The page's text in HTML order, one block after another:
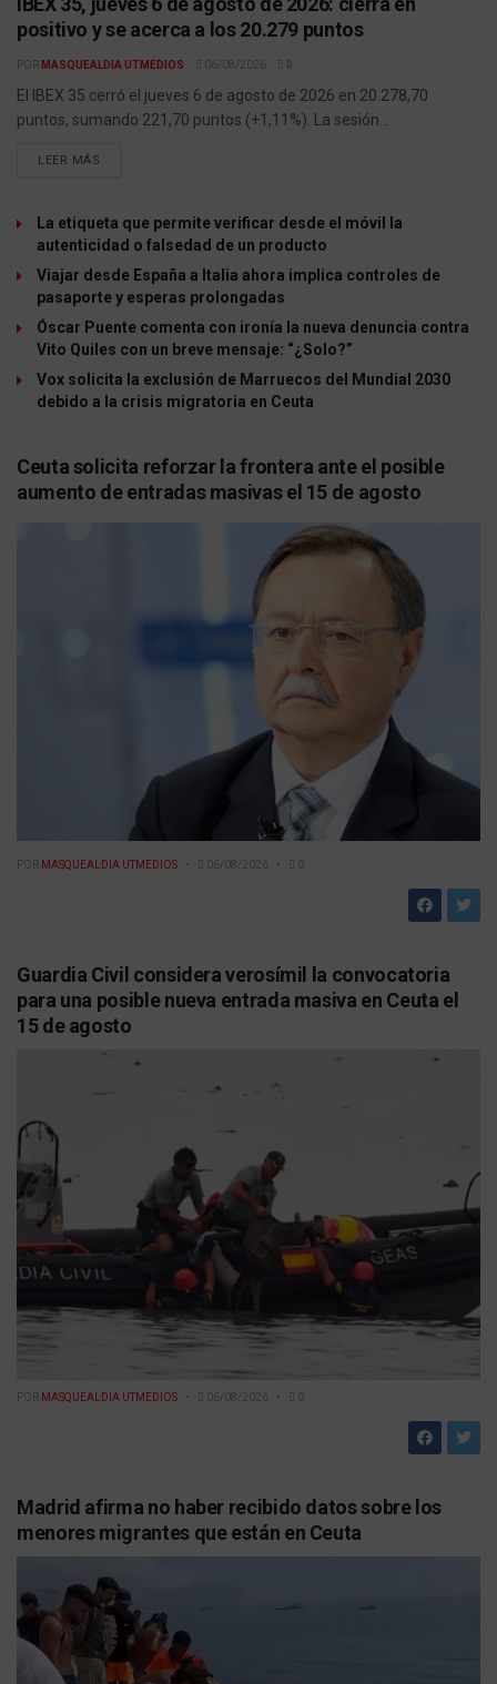
positivo y se acerca a los 20.279 puntos
POR MASQUEALDIA UTMEDIOS 06/08/2026
El IBEX 35 cerró el jueves 6 de agosto de 2026 en 20.278,70
puntos, sumando 221,70 puntos (+1,11%). La sesión...
LEER MÁS
La etiqueta que permite verificar desde el móvil la
autenticidad o falsedad de un producto
Viajar desde España a Italia ahora implica controles de
pasaporte y esperas prolongadas
Óscar Puente comenta con ironía la nueva denuncia contra
Vito Quiles con un breve mensaje: “¿Solo?”
Vox solicita la exclusión de Marruecos del Mundial 2030
debido a la crisis migratoria en Ceuta
Ceuta solicita reforzar la frontera ante el posible
aumento de entradas masivas el 15 de agosto
POR MASQUEALDIA UTMEDIOS 06/08/2026 0
Guardia Civil considera verosímil la convocatoria
para una posible nueva entrada masiva en Ceuta el
15 de agosto
POR MASQUEALDIA UTMEDIOS 06/08/2026 0
Madrid afirma no haber recibido datos sobre los
menores migrantes que están en Ceuta